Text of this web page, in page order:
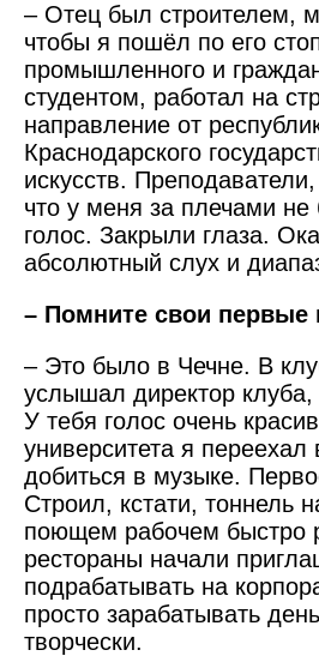
– Отец был строителем,
чтобы я пошёл по его
промышленного и
студентом, работал на
направление от
Краснодарского
искусств.
что у меня за плечами
голос. Закрыли глаза.
абсолютный слух и
– Помните свои первые
– Это было в Чечне. В
услышал директор
У тебя голос очень
университета я
добиться в музыке.
Строил, кстати, тоннель
поющем рабочем быстро
рестораны начали
подрабатывать на
просто зарабатывать
творчески.